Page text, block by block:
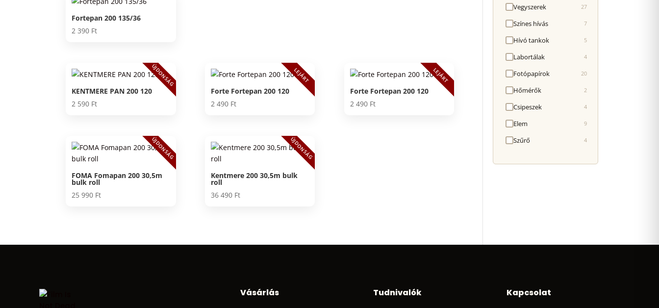
Fortepan 200 135/36
2 390 Ft
ÚJDONSÁG
KENTMERE PAN 200 120
2 590 Ft
LEJÁRT
Forte Fortepan 200 120
2 490 Ft
LEJÁRT
Forte Fortepan 200 120
2 490 Ft
ÚJDONSÁG
FOMA Fomapan 200 30,5m
bulk roll
25 990 Ft
ÚJDONSÁG
Kentmere 200 30,5m bulk
roll
36 490 Ft
Vegyszerek 27
Színes hívás 7
Hívó tankok 5
Labortálak 4
Fotópapírok 20
Hőmérők 2
Csipeszek 4
Elem 9
Szűrő 4
Vásárlás Tudnivalók Kapcsolat